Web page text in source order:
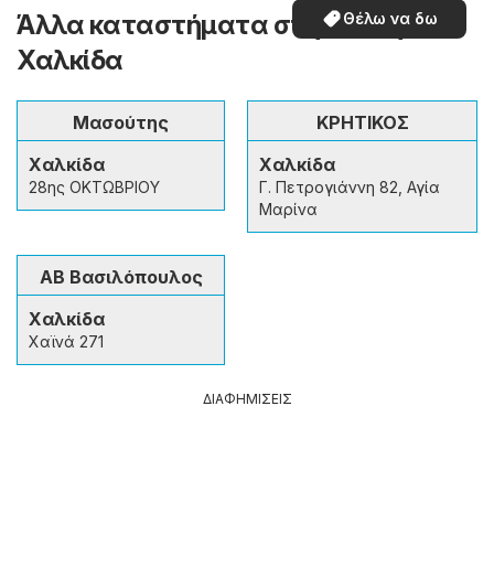
Θέλω να δω
Άλλα καταστήματα στην πόλη
Χαλκίδα
Μασούτης
Χαλκίδα
28ης ΟΚΤΩΒΡΙΟΥ
ΚΡΗΤΙΚΟΣ
Χαλκίδα
Γ. Πετρογιάννη 82, Αγία
Μαρίνα
ΑΒ Βασιλόπουλος
Χαλκίδα
Χαϊνά 271
ΔΙΑΦΗΜΙΣΕΙΣ